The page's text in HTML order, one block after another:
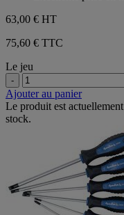
63,00 € HT
75,60 € TTC
Le jeu
-
Ajouter au panier
Le produit est
stock.